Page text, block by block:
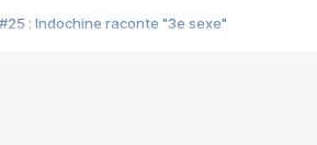
#25 : Indochine raconte "3e sexe"